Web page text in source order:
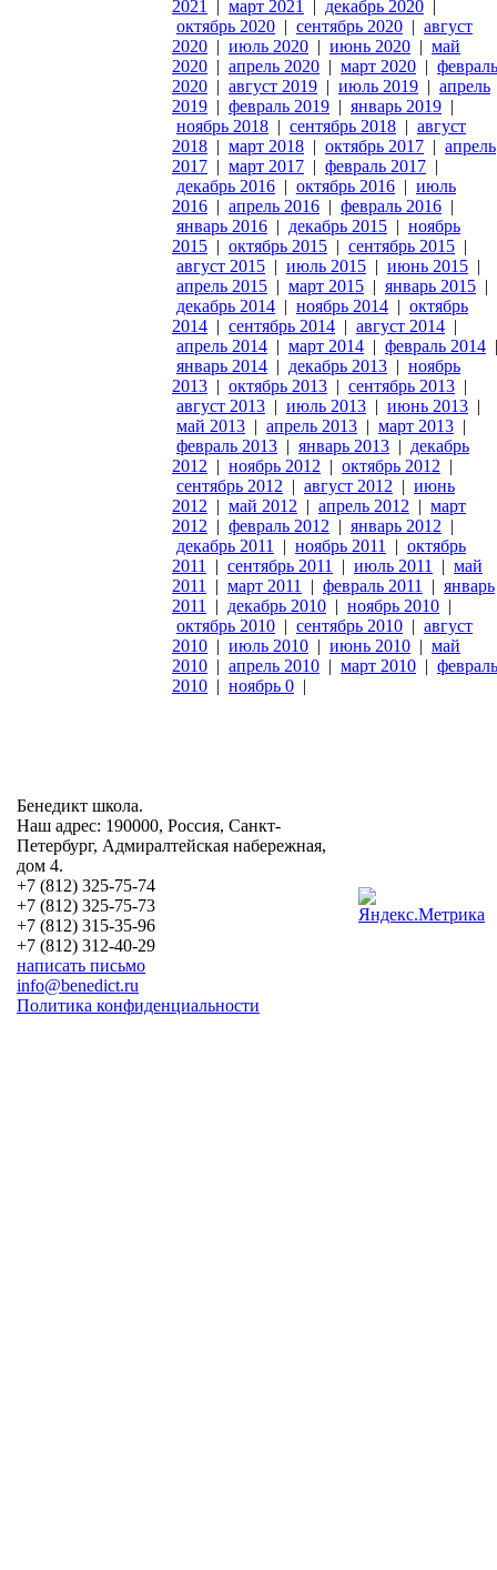
2021
| март 2021 | декабрь 2020 |
октябрь 2020 | сентябрь 2020 | август
2020 | июль 2020 | июнь 2020 | май
2020 | апрель 2020 | март 2020 | февраль
2020 | август 2019 | июль 2019 | апрель
2019 | февраль 2019 | январь 2019 |
ноябрь 2018 | сентябрь 2018 | август
2018 | март 2018 | октябрь 2017 | апрель
2017 | март 2017 | февраль 2017 |
декабрь 2016 | октябрь 2016 | июль
2016 | апрель 2016 | февраль 2016 |
январь 2016 | декабрь 2015 | ноябрь
2015 | октябрь 2015 | сентябрь 2015 |
август 2015 | июль 2015 | июнь 2015 |
апрель 2015 | март 2015 | январь 2015 |
декабрь 2014 | ноябрь 2014 | октябрь
2014 | сентябрь 2014 | август 2014 |
апрель 2014 | март 2014 | февраль 2014 |
январь 2014 | декабрь 2013 | ноябрь
2013 | октябрь 2013 | сентябрь 2013 |
август 2013 | июль 2013 | июнь 2013 |
май 2013 | апрель 2013 | март 2013 |
февраль 2013 | январь 2013 | декабрь
2012 | ноябрь 2012 | октябрь 2012 |
сентябрь 2012 | август 2012 | июнь
2012 | май 2012 | апрель 2012 | март
2012 | февраль 2012 | январь 2012 |
декабрь 2011
| ноябрь 2011 | октябрь
2011
| сентябрь 2011 | июль 2011 | май
2011
| март 2011 | февраль 2011 | январь
2011
| декабрь 2010 | ноябрь 2010 |
октябрь 2010 | сентябрь 2010 | август
2010 | июль 2010 | июнь 2010 | май
2010 | апрель 2010 | март 2010 | февраль
2010 | ноябрь 0 |
Бенедикт школа.
Наш адрес: 190000, Россия, Санкт-
Петербург, Адмиралтейская набережная,
дом 4.
+7 (812) 325-75-74
+7 (812) 325-75-73
+7 (812) 315-35-96
+7 (812) 312-40-29
написать письмо
info@benedict.ru
Политика конфиденциальности